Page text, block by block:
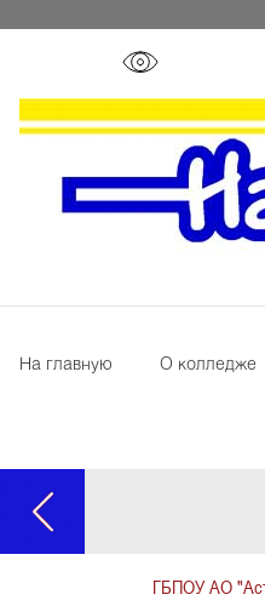
На главную О колледже
ГБПОУ АО